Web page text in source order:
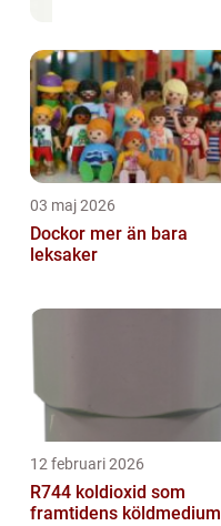
03 maj 2026
Dockor mer än bara
leksaker
12 februari 2026
R744 koldioxid som
framtidens köldmedium